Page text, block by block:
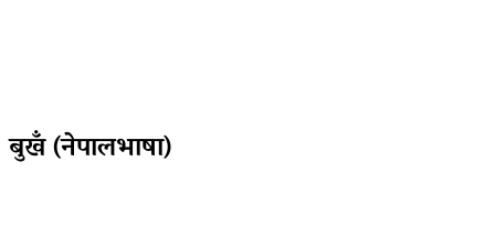
बुखँ (नेपालभाषा)